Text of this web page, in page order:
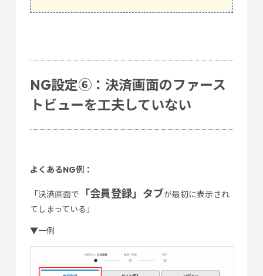
NG設定⑥：決済画面のファース
トビューを工夫していない
よくあるNG例：
「決済画面で 「会員登録」タブが最初に表示され
てしまっている」
▼一例